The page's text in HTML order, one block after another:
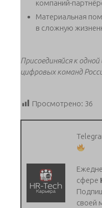
компаний-
Материальная
в сложную
Присоединяйся к
цифровых команд
Просмотрено: 36
сфере
своей